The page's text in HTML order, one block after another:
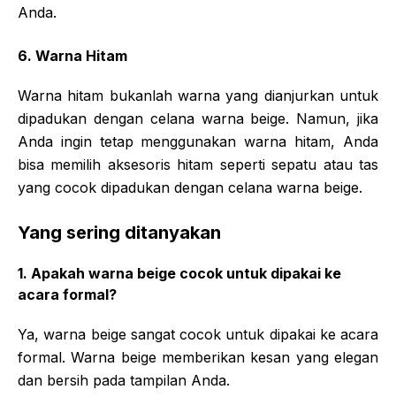
Anda.
6. Warna Hitam
Warna hitam bukanlah warna yang dianjurkan untuk
dipadukan dengan celana warna beige. Namun, jika
Anda ingin tetap menggunakan warna hitam, Anda
bisa memilih aksesoris hitam seperti sepatu atau tas
yang cocok dipadukan dengan celana warna beige.
Yang sering ditanyakan
1. Apakah warna beige cocok untuk dipakai ke
acara formal?
Ya, warna beige sangat cocok untuk dipakai ke acara
formal. Warna beige memberikan kesan yang elegan
dan bersih pada tampilan Anda.